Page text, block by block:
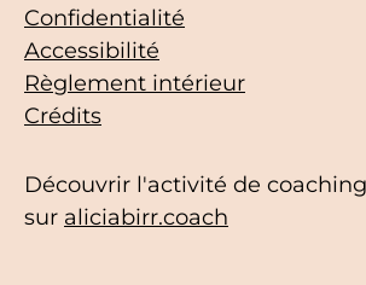
Confidentialité
Accessibilité
Règlement intérieur
Crédits
Découvrir l'activité de
sur aliciabirr.coach